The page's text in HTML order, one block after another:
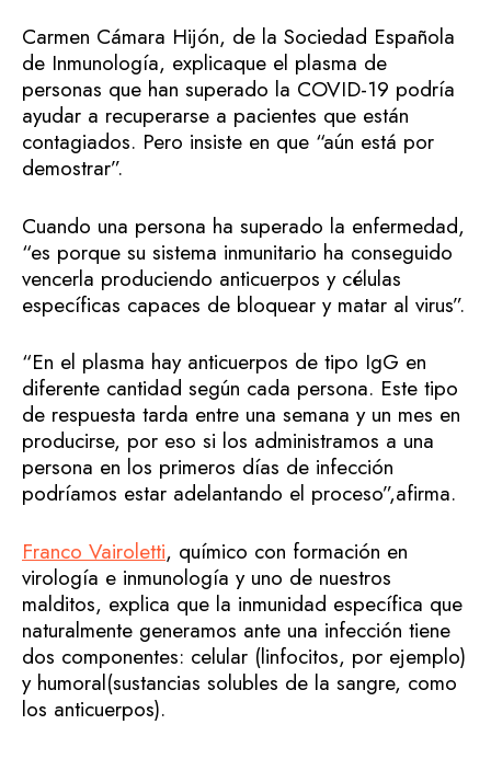
Carmen Cámara Hijón, de la Sociedad Española
de Inmunología, explicaque el plasma de
personas que han superado la COVID-19 podría
ayudar a recuperarse a pacientes que están
contagiados. Pero insiste en que “aún está por
demostrar”.
Cuando una persona ha superado la enfermedad,
“es porque su sistema inmunitario ha conseguido
vencerla produciendo anticuerpos y células
específicas capaces de bloquear y matar al virus”.
“En el plasma hay anticuerpos de tipo IgG en
diferente cantidad según cada persona. Este tipo
de respuesta tarda entre una semana y un mes en
producirse, por eso si los administramos a una
persona en los primeros días de infección
podríamos estar adelantando el proceso”,afirma.
Franco Vairoletti, químico con formación en
virología e inmunología y uno de nuestros
malditos, explica que la inmunidad específica que
naturalmente generamos ante una infección tiene
dos componentes: celular (linfocitos, por ejemplo)
y humoral(sustancias solubles de la sangre, como
los anticuerpos).